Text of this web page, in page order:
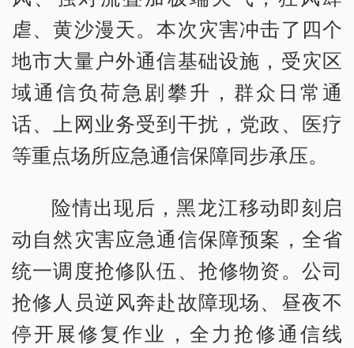
虐、黄沙漫天。本次灾害冲击了四个
地市大量户外通信基础设施，受灾区
域通信负荷急剧攀升，群众日常通
话、上网业务受到干扰，党政、医疗
等重点场所应急通信保障同步承压。
险情出现后，黑龙江移动即刻启
动自然灾害应急通信保障预案，全省
统一调度抢修队伍、抢修物资。公司
抢修人员逆风奔赴故障现场、昼夜不
停开展修复作业，全力抢修通信线